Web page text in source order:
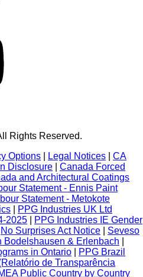
Rights Reserved.
Options Legal Notices
CA
Disclosure
Canada Forced
and Architectural Coatings
Statement - Ennis Paint
Statement - Metokote
PPG Industries UK Ltd
2025
PPG Industries IE Gender
No Surprises Act Notice
Seveso
Bodelshausen & Erlenbach
in Ontario
PPG Brazil
de Transparência
Public Country by Country